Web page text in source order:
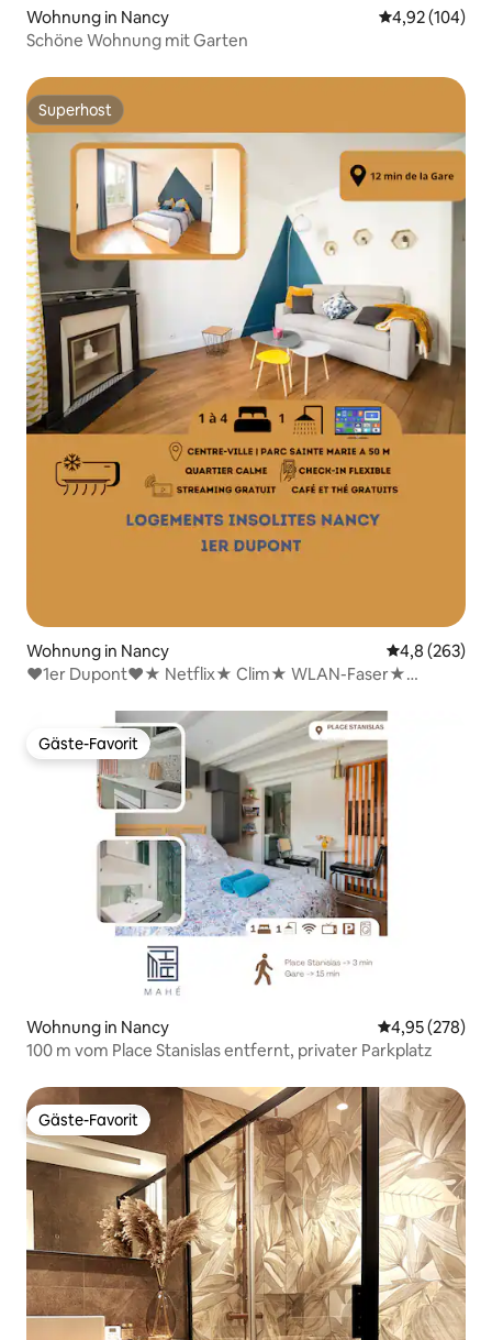
Wohnung in Nancy
4,92 (104)
Schöne Wohnung mit Garten
Superhost
Superhost
Wohnung in Nancy
4,8 (263)
♥1er Dupont♥★ Netflix★ Clim★ WLAN-Faser★
Gäste-Favorit
Gäste-Favorit
Wohnung in Nancy
4,95 (278)
100 m vom Place Stanislas entfernt, privater Parkplatz
Gäste-Favorit
Gäste-Favorit